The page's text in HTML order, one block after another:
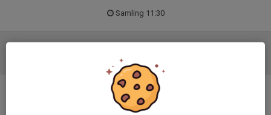
Samling 11:30
Ingen uppställning ifylld